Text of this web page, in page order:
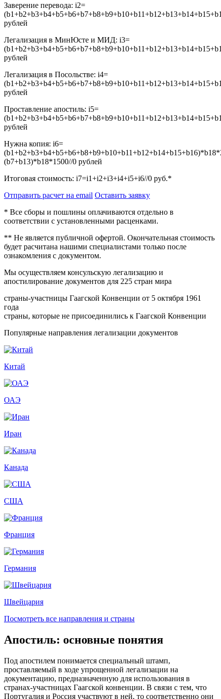
Заверение перевода: i2=
рублей
Легализация в МинЮсте и МИД: i3=
рублей
Легализация в Посольстве: i4=
рублей
Проставление апостиль: i5=
рублей
Нужна копия: i6=
(b7+b13)*b18*1500//0 рублей
Итоговая стоимость: i7=i1+i2+i3+i4+i5+i6//0 руб.*
Отправить расчет на email Оставить заявку
* Все сборы и пошлины оплачиваются отдельно в
соответствии с установленными расценками.
** Не является публичной офертой. Окончательная стоимость
будет расчитана нашими специалистами только после
ознакомления с документом.
Мы осуществляем консульскую легализацию и
апостилирование документов для 225 стран мира
страны-участницы Гаагской Конвенции от 5 октября 1961
года
страны, которые не присоединились к Гаагской Конвенции
Популярные направления легализации документов
Китай
ОАЭ
Иран
Канада
США
Франция
Германия
Швейцария
Посмотреть все направления и страны
Апостиль: основные понятия
Под апостилем понимается специальный штамп,
проставляемый в ходе упрощенной легализации на
документацию, предназначенную для использования в
странах-участницах Гаагской конвенции. В связи с тем, что
Португалия и Россия участвуют в ней, то соответственно они